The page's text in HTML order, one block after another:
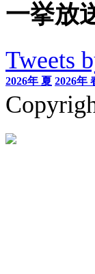
一挙放
Tweets
2026年 夏 2026年